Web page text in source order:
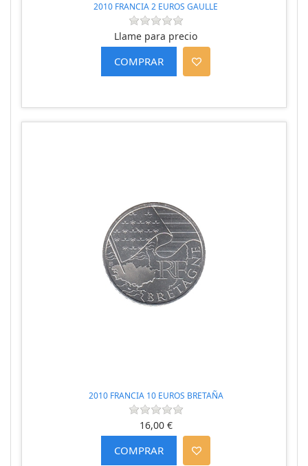
2010 FRANCIA 2 EUROS GAULLE
Llame para precio
2010 FRANCIA 10 EUROS BRETAÑA
16,00 €